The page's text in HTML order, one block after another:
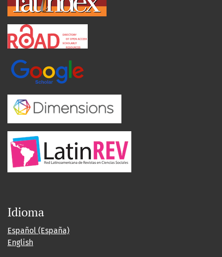
Idioma
Español (España)
English